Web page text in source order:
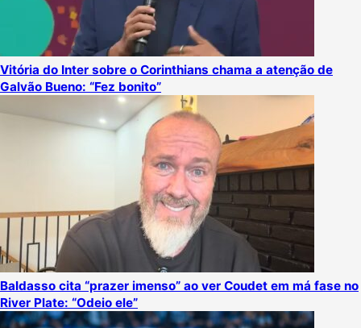
Vitória do Inter sobre o Corinthians chama a atenção de
Galvão Bueno: “Fez bonito”
Baldasso cita “prazer imenso” ao ver Coudet em má fase no
River Plate: “Odeio ele”